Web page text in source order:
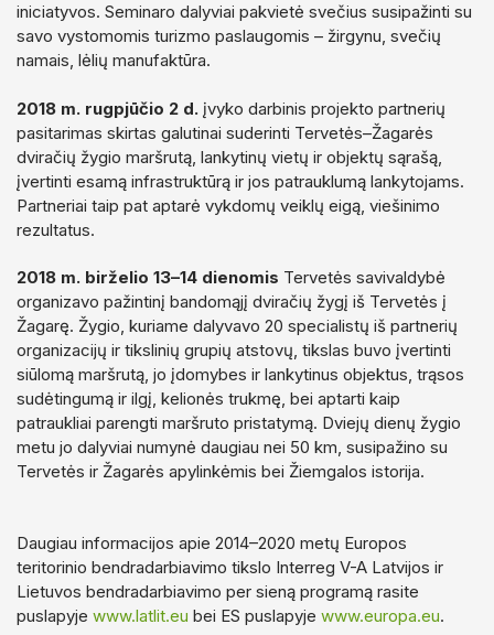
iniciatyvos. Seminaro dalyviai pakvietė svečius susipažinti su
savo vystomomis turizmo paslaugomis – žirgynu, svečių
namais, lėlių manufaktūra.
2018 m. rugpjūčio 2 d. įvyko darbinis projekto partnerių
pasitarimas skirtas galutinai suderinti Tervetės–Žagarės
dviračių žygio maršrutą, lankytinų vietų ir objektų sąrašą,
įvertinti esamą infrastruktūrą ir jos patrauklumą lankytojams.
Partneriai taip pat aptarė vykdomų veiklų eigą, viešinimo
rezultatus.
2018 m. birželio 13–14 dienomis Tervetės savivaldybė
organizavo pažintinį bandomąjį dviračių žygį iš Tervetės į
Žagarę. Žygio, kuriame dalyvavo 20 specialistų iš partnerių
organizacijų ir tikslinių grupių atstovų, tikslas buvo įvertinti
siūlomą maršrutą, jo įdomybes ir lankytinus objektus, trąsos
sudėtingumą ir ilgį, kelionės trukmę, bei aptarti kaip
patraukliai parengti maršruto pristatymą. Dviejų dienų žygio
metu jo dalyviai numynė daugiau nei 50 km, susipažino su
Tervetės ir Žagarės apylinkėmis bei Žiemgalos istorija.
Daugiau informacijos apie 2014–2020 metų Europos
teritorinio bendradarbiavimo tikslo Interreg V-A Latvijos ir
Lietuvos bendradarbiavimo per sieną programą rasite
puslapyje www.latlit.eu bei ES puslapyje www.europa.eu.